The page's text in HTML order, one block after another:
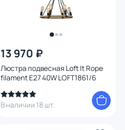
13 970 ₽
Люстра подвесная Loft It Rope
filament E27 40W LOFT1861/6
В наличии 18 шт.